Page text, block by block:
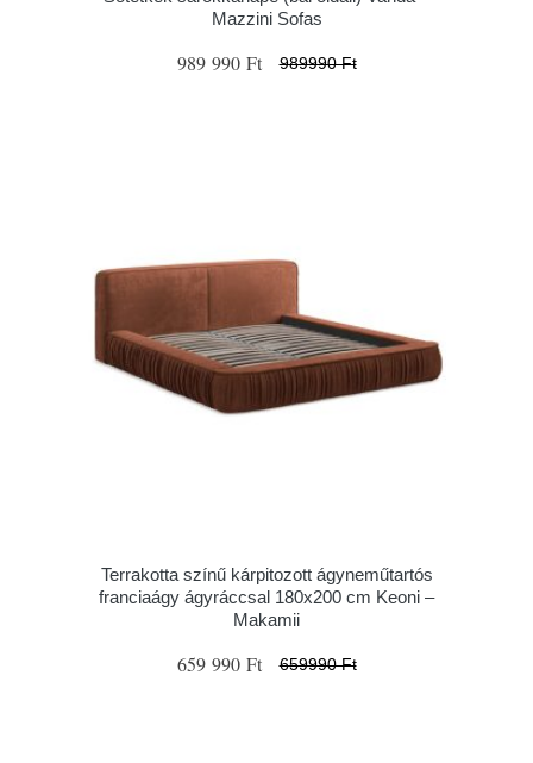
Mazzini Sofas
989 990 Ft 989990 Ft
Terrakotta színű kárpitozott ágyneműtartós
franciaágy ágyráccsal 180x200 cm Keoni –
Makamii
659 990 Ft 659990 Ft